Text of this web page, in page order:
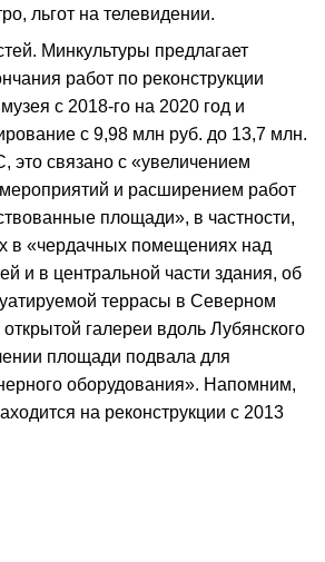
льгот на телевидении.
Минкультуры предлагает
работ по реконструкции
с 2018-го на 2020 год и
с 9,98 млн руб. до 13,7 млн.
это связано с «увеличением
и расширением работ
площади», в частности,
в «чердачных помещениях над
и в центральной части здания, об
террасы в Северном
галереи вдоль Лубянского
площади подвала для
оборудования». Напомним,
на реконструкции с 2013